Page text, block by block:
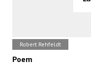
Robert Rehfeldt
Poem